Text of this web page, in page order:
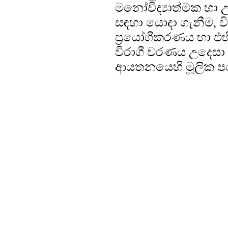
මනෝවිද්‍යාත්මක හා
සඳහා යොදා ගැනීම,
ප්‍රයෝගීකරණය හා
විරාගී චරණය උදෙසා
ආයතනයෙහි මූලික